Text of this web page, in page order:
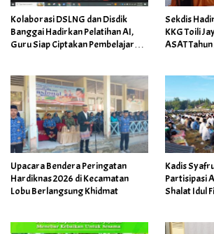
Kolaborasi DSLNG dan Disdik
Banggai Hadirkan Pelatihan AI,
Guru Siap Ciptakan Pembelajaran
Sekdis
KKG Toili
ASAT
Upacara Bendera Peringatan
Hardiknas 2026 di Kecamatan
Lobu Berlangsung Khidmat
Kadis
Partisipasi
Shalat Idul